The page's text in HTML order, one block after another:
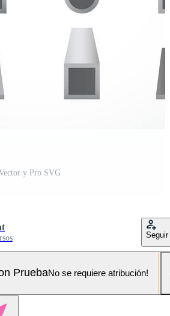
y Pro SVG
Seguir
PruebaNo se requiere atribución!